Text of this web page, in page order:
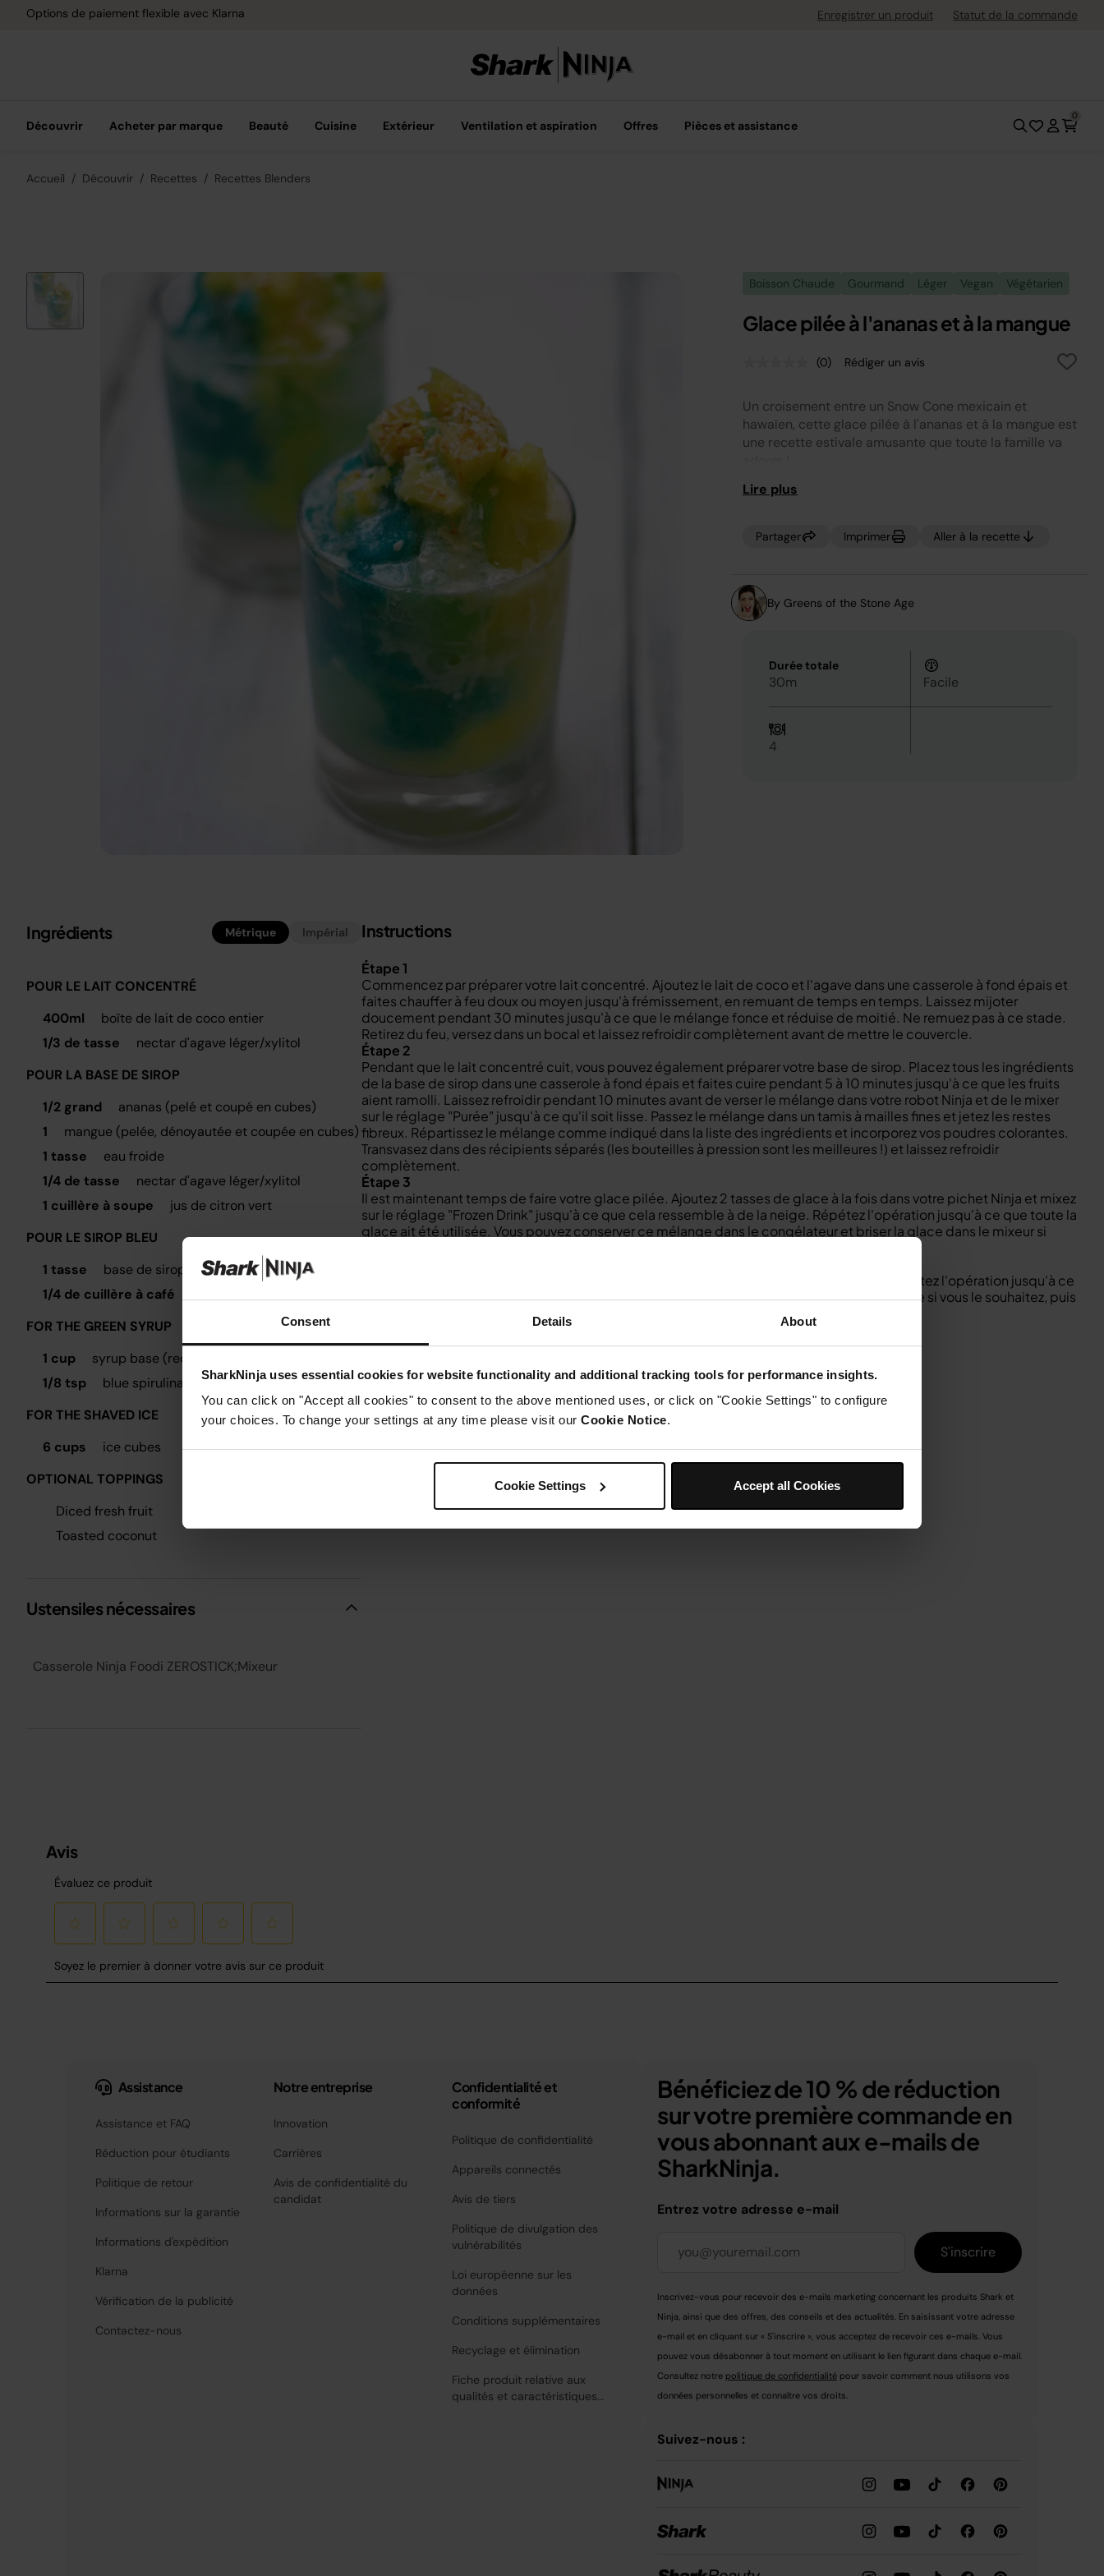
Consent Details About
SharkNinja uses essential cookies for website functionality and additional tracking tools for performance insights.
You can click on "Accept all cookies" to consent to the above mentioned uses, or click on "Cookie Settings" to configure
your choices. To change your settings at any time please visit our Cookie Notice.
Cookie Settings Accept all Cookies
Options de paiement flexible avec Klarna Livraison gratuite dès 40 € d'achatEnregistrer un produit Statut de la commande
Découvrir Acheter par marque Beauté Cuisine Extérieur Ventilation et aspiration Offres Pièces et assistance
0
Accueil Découvrir Recettes Recettes Blenders
Boisson Chaude Gourmand Léger Vegan Végétarien
Glace pilée à l'ananas et à la mangue
Aucune
notation.
Lien
sur
la
(0) Rédiger un avis
Un croisement entre un Snow Cone mexicain et
hawaïen, cette glace pilée à l'ananas et à la mangue est
une recette estivale amusante que toute la famille va
Lire plus
Partager Imprimer Aller à la recette
By Greens of the Stone Age
Durée totale
30m Facile
4
Ingrédients Métrique Impérial
POUR LE LAIT CONCENTRÉ
400ml
boîte de lait de coco entier
1/3 de tasse
nectar d'agave léger/xylitol
POUR LA BASE DE SIROP
1/2 grand
ananas (pelé et coupé en cubes)
1
mangue (pelée, dénoyautée et coupée en cubes)
1 tasse
eau froide
1/4 de tasse
nectar d'agave léger/xylitol
1 cuillère à soupe
jus de citron vert
POUR LE SIROP BLEU
1 tasse
base de sirop (recette ci-dessus)
1/4 de cuillère à café
FOR THE GREEN SYRUP
1 cup
syrup base (recipe above)
1/8 tsp
blue spirulina or 1/4 tsp matcha
FOR THE SHAVED ICE
6 cups
ice cubes
OPTIONAL TOPPINGS
Diced fresh fruit
Toasted coconut
Ustensiles nécessaires
Casserole Ninja Foodi ZEROSTICK;Mixeur
Instructions
Étape 1
Commencez par préparer votre lait concentré. Ajoutez le lait de coco et l'agave dans une casserole à fond épais et
faites chauffer à feu doux ou moyen jusqu'à frémissement, en remuant de temps en temps. Laissez mijoter
doucement pendant 30 minutes jusqu'à ce que le mélange fonce et réduise de moitié. Ne remuez pas à ce stade.
Retirez du feu, versez dans un bocal et laissez refroidir complètement avant de mettre le couvercle.
Étape 2
Pendant que le lait concentré cuit, vous pouvez également préparer votre base de sirop. Placez tous les ingrédients
de la base de sirop dans une casserole à fond épais et faites cuire pendant 5 à 10 minutes jusqu'à ce que les fruits
aient ramolli. Laissez refroidir pendant 10 minutes avant de verser le mélange dans votre robot Ninja et de le mixer
sur le réglage "Purée" jusqu'à ce qu'il soit lisse. Passez le mélange dans un tamis à mailles fines et jetez les restes
fibreux. Répartissez le mélange comme indiqué dans la liste des ingrédients et incorporez vos poudres colorantes.
Transvasez dans des récipients séparés (les bouteilles à pression sont les meilleures !) et laissez refroidir
complètement.
Étape 3
Il est maintenant temps de faire votre glace pilée. Ajoutez 2 tasses de glace à la fois dans votre pichet Ninja et mixez
sur le réglage "Frozen Drink" jusqu'à ce que cela ressemble à de la neige. Répétez l'opération jusqu'à ce que toute la
glace ait été utilisée. Vous pouvez conserver ce mélange dans le congélateur et briser la glace dans le mixeur si
Remplissez chaque verre au tiers environ avec de la glace pilée, puis versez les sirops, répétez l'opération jusqu'à ce
que le verre soit plein. Complétez avec des fruits hachés et de la noix de coco déshydratée si vous le souhaitez, puis
versez un peu de lait concentré de noix de coco. Servez et appréciez !
Assistance
Assistance et FAQ
Réduction pour étudiants
Politique de retour
Informations sur la garantie
Informations d'expédition
Klarna
Vérification de la publicité
Contactez-nous
Notre entreprise
Innovation
Carrières
Avis de confidentialité du
candidat
Confidentialité et
conformité
Politique de confidentialité
Appareils connectés
Avis de tiers
Politique de divulgation des
vulnérabilités
Loi européenne sur les
données
Conditions supplémentaires
Recyclage et élimination
Fiche produit relative aux
qualités et caractéristiques
Bénéficiez de 10 % de réduction
sur votre première commande en
vous abonnant aux e-mails de
SharkNinja.
Entrez votre adresse e-mail
S'inscrire
Inscrivez-vous pour recevoir des e-mails marketing concernant les produits Shark et
Ninja, ainsi que des offres, des conseils et des actualités. En saisissant votre adresse
e-mail et en cliquant sur « S'inscrire », vous acceptez de recevoir ces e-mails. Vous
pouvez vous désabonner à tout moment en utilisant le lien figurant dans chaque e-mail.
Consultez notre politique de confidentialité pour savoir comment nous utilisons vos
données personnelles et connaître vos droits.
Suivez-nous :